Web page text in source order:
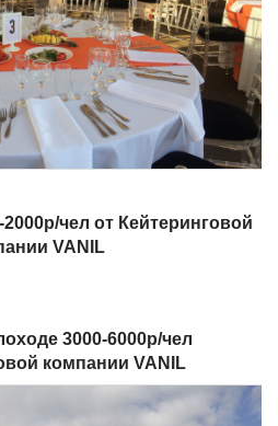
чел от Кейтеринговой
VANIL
3000-6000р/чел
компании VANIL